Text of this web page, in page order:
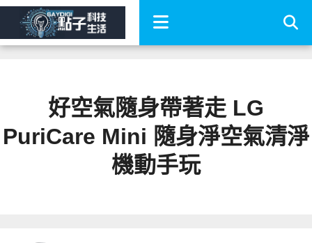
好空氣隨身帶著走 LG
PuriCare Mini 隨身淨空氣清淨
機動手玩